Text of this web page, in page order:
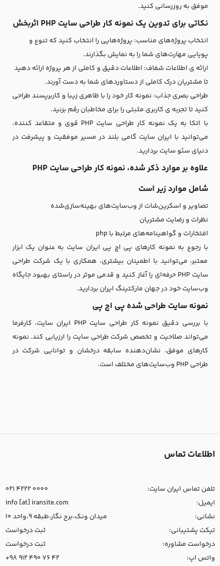
موفق به ‌روزرسانی کنید.
نکاتی برای تدوین یک نمونه کار طراحی سایت PHP اثربخش
انتخاب پروژه‌های مناسب: پروژه‌هایی را انتخاب کنید که تنوع و
پویایی مهارت‌های شما را به نمایش بگذارند.
ارائه ی اطلاعات شفاف: اطلاعات دقیق و کاملی از هر پروژه ارائه دهید
تا مشتریان درک کاملی از دستاوردهای شما به دست آورند.
طراحی بصری جذاب: نمونه کار خود را با ظاهری زیبا و کاربرپسند طراحی
کنید تا تجربه ی کاربری مثبتی را برای مخاطبان رقم بزنید.
با اتکا به یک نمونه کار طراحی سایت PHP قوی و متقاعد کننده،
می‌توانید با ایران سایت گامی بلند در مسیر موفقیت و پیشرفت در
دنیای سئو سایت بردارید.
علاوه بر موارد ذکر شده، نمونه کار طراحی سایت PHP
شامل موارد زیر است
تصاویر و اسکرین‌شات از وب‌سایت‌های بهینه‌سازی‌شده
نظرات و رضایت مشتریان
افتخارات و گواهینامه‌های مرتبط با php
با رجوع به نمونه کارهای پی اچ پی ایران سایت به عنوان یک ابزار
معتبر، می‌توانید با اطمینان بیشتری، همکاری با یک شرکت طراحی
سایت PHP حرفه‌ای را آغاز کنید و قدمی موثر در راستای بهبود جایگاه
وب‌سایت خود در جهان مارکتینگ ایران بردارید.
نمونه سایت طراحی شده پی اچ پی
با بررسی دقیق نمونه کار طراحی سایت PHP ایران سایت، کارفرما
می‌تواند صلاحیت و تخصص شرکت طراحی سایت را ارزیابی کند. نمونه
کارهای موفق، نشان‌دهنده‌ سابقه‌ درخشان و توانایی شرکت در
طراحی PHP وب‌سایت‌های مختلف است.
تماس
تماس ایران سایت:
021 4222 0000
info [at] iransite.com
میدان ونک،برج نگار،طبقه 9،واحد 10
پشتیبانی:
ثبت درخواست
مشاوره:
ثبت درخواست
اپ:
+98 912 490 76 42